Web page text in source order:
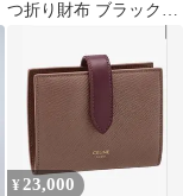
つ折り財布 ブラック
¥23,000